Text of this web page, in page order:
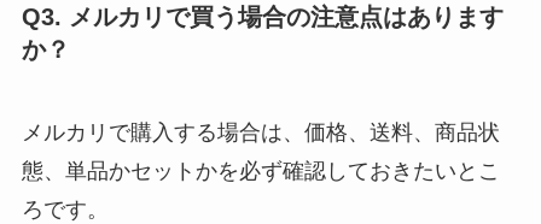
Q3. メルカリで買う場合の注意点はあります
か？
メルカリで購入する場合は、価格、送料、商品状
態、単品かセットかを必ず確認しておきたいとこ
ろです。